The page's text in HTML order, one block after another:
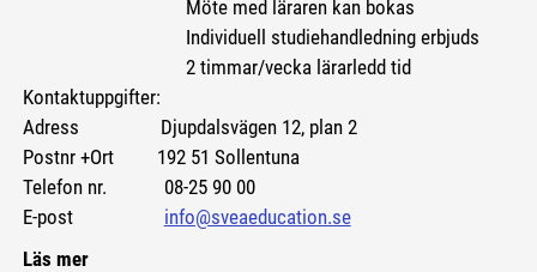
Möte med läraren kan bokas
Individuell studiehandledning erbjuds
2 timmar/vecka lärarledd tid
Kontaktuppgifter:
Adress Djupdalsvägen 12, plan 2
Postnr +Ort 192 51 Sollentuna
Telefon nr. 08-25 90 00
E-post info@sveaeducation.se
Läs mer